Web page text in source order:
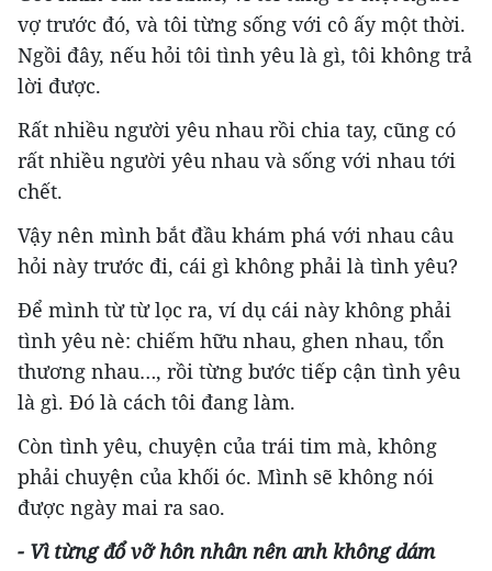
vợ trước đó, và tôi từng sống với cô ấy một thời.
Ngồi đây, nếu hỏi tôi tình yêu là gì, tôi không trả
lời được.
Rất nhiều người yêu nhau rồi chia tay, cũng có
rất nhiều người yêu nhau và sống với nhau tới
chết.
Vậy nên mình bắt đầu khám phá với nhau câu
hỏi này trước đi, cái gì không phải là tình yêu?
Để mình từ từ lọc ra, ví dụ cái này không phải
tình yêu nè: chiếm hữu nhau, ghen nhau, tổn
thương nhau…, rồi từng bước tiếp cận tình yêu
là gì. Đó là cách tôi đang làm.
Còn tình yêu, chuyện của trái tim mà, không
phải chuyện của khối óc. Mình sẽ không nói
được ngày mai ra sao.
- Vì từng đổ vỡ hôn nhân nên anh không dám